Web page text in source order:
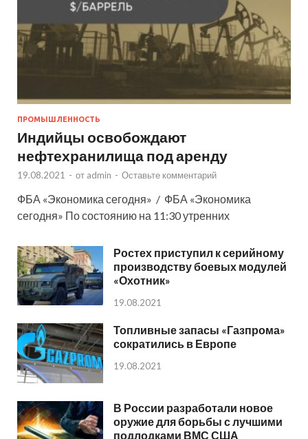
ПРОМЫШЛЕННОСТЬ
Индийцы освобождают
нефтехранилища под аренду
19.08.2021 - от admin - Оставьте комментарий
ФБА «Экономика сегодня» / ФБА «Экономика
сегодня» По состоянию на 11:30 утренних
Ростех приступил к серийному
производству боевых модулей
«Охотник»
19.08.2021
Топливные запасы «Газпрома»
сократились в Европе
19.08.2021
В России разработали новое
оружие для борьбы с лучшими
подлодками ВМС США